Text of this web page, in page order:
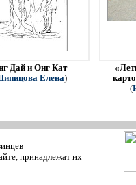
Дай и Онг Кат
Елена)
(
принадлежат их